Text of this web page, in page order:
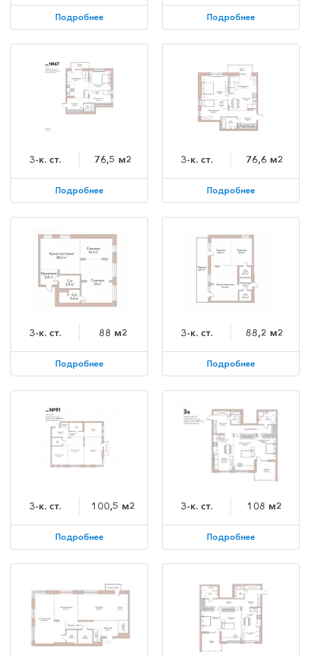
Подробнее Подробнее
3-к. ст. 76,5 м2
Подробнее
3-к. ст. 76,6 м2
Подробнее
3-к. ст. 88 м2
Подробнее
3-к. ст. 88,2 м2
Подробнее
3-к. ст. 100,5 м2
Подробнее
3-к. ст. 108 м2
Подробнее